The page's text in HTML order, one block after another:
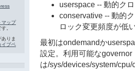
userspace -- 動的ク
conservative -- 動的
ロック変更頻度が低
最初はondemandか
設定。利用可能なgovernor
は/sys/devices/system/
マップ
す。
りま
イブペ